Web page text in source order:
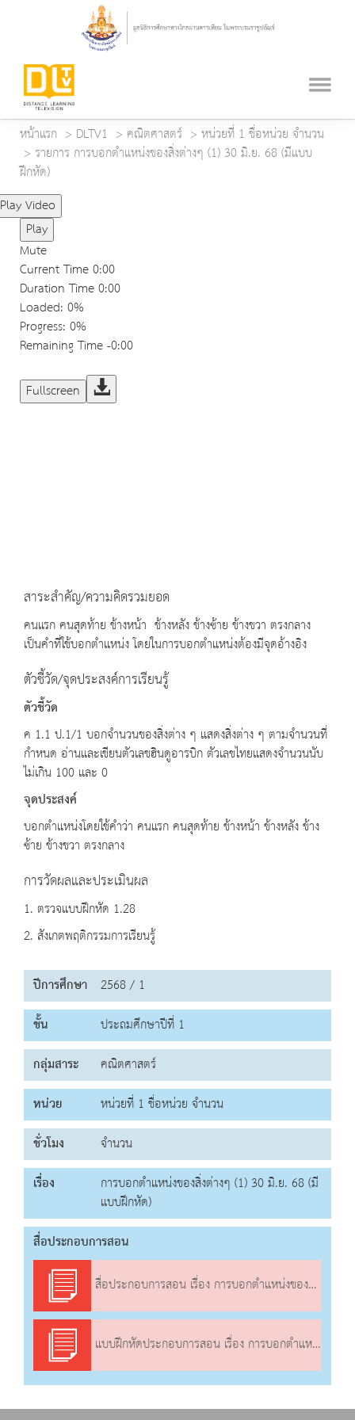
หน้าแรก DLTV1 คณิตศาสตร์
หน่วยที่ 1 ชื่อหน่วย จำนวน
รายการ การบอกตำแหน่งของสิ่งต่างๆ (1) 30 มิ.ย. 68 (มีแบบ
ฝึกหัด)
Play Video
Play
Mute
Current Time0:00
Duration Time0:00
Loaded: 0%
Progress: 0%
Remaining Time-0:00
Fullscreen
สาระสำคัญ/ความคิดรวมยอด
คนแรก คนสุดท้าย ข้างหน้า ข้างหลัง ข้างซ้าย ข้างขวา ตรงกลาง
เป็นคำที่ใช้บอกตำแหน่ง โดยในการบอกตำแหน่งต้องมีจุดอ้างอิง
ตัวชี้วัด/จุดประสงค์การเรียนรู้
ตัวชี้วัด
ค 1.1 ป.1/1 บอกจำนวนของสิ่งต่าง ๆ แสดงสิ่งต่าง ๆ ตามจำนวนที่
กำหนด อ่านและเขียนตัวเลขฮินดูอารบิก ตัวเลขไทยแสดงจำนวนนับ
ไม่เกิน 100 และ 0
จุดประสงค์
บอกตำแหน่งโดยใช้คำว่า คนแรก คนสุดท้าย ข้างหน้า ข้างหลัง ข้าง
ซ้าย ข้างขวา ตรงกลาง
การวัดผลและประเมินผล
1. ตรวจแบบฝึกหัด 1.28
2. สังเกตพฤติกรรมการเรียนรู้
ปีการศึกษา 2568 / 1
ชั้น
ประถมศึกษาปีที่ 1
กลุ่มสาระ
คณิตศาสตร์
หน่วย
หน่วยที่ 1 ชื่อหน่วย จำนวน
ชั่วโมง
จำนวน
เรื่อง
การบอกตำแหน่งของสิ่งต่างๆ (1) 30 มิ.ย. 68 (มี
แบบฝึกหัด)
สื่อประกอบการสอน
สื่อประกอบการสอน เรื่อง การบอกตำแหน่งของสิ่งต่างๆ (1)
แบบฝึกหัดประกอบการสอน เรื่อง การบอกตำแหน่งของสิ่งต่างๆ (1)